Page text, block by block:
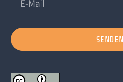
SENDEN